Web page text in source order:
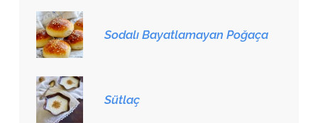
Sodalı Bayatlamayan Poğaça
Sütlaç